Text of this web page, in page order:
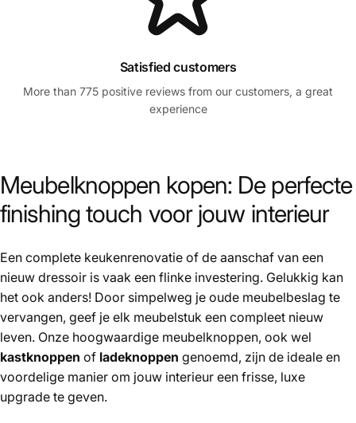
Satisfied customers
More than 775 positive reviews from our customers, a great
experience
Meubelknoppen kopen: De perfecte
finishing touch voor jouw interieur
Een complete keukenrenovatie of de aanschaf van een
nieuw dressoir is vaak een flinke investering. Gelukkig kan
het ook anders! Door simpelweg je oude meubelbeslag te
vervangen, geef je elk meubelstuk een compleet nieuw
leven. Onze hoogwaardige meubelknoppen, ook wel
kastknoppen of ladeknoppen genoemd, zijn de ideale en
voordelige manier om jouw interieur een frisse, luxe
upgrade te geven.